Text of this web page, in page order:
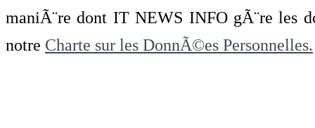
maniÃ¨re dont IT NEWS INFO gÃ¨re les
notre Charte sur les DonnÃ©es Personnelles.